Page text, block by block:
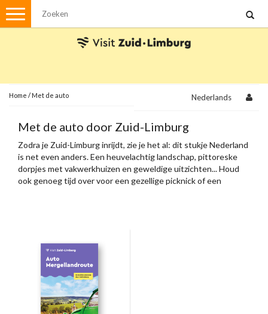
Menu
Met de auto
Visvergunningen
Brochures en kaarten
Plattegronden
Uit de streek
Kerstpakketten
Ansichtkaarten
Home / Met de auto Nederlands
Met de auto door Zuid-Limburg
Zodra je Zuid-Limburg inrijdt, zie je het al: dit stukje Nederland
is net even anders. Een heuvelachtig landschap, pittoreske
dorpjes met vakwerkhuizen en geweldige uitzichten... Houd
ook genoeg tijd over voor een gezellige picknick of een